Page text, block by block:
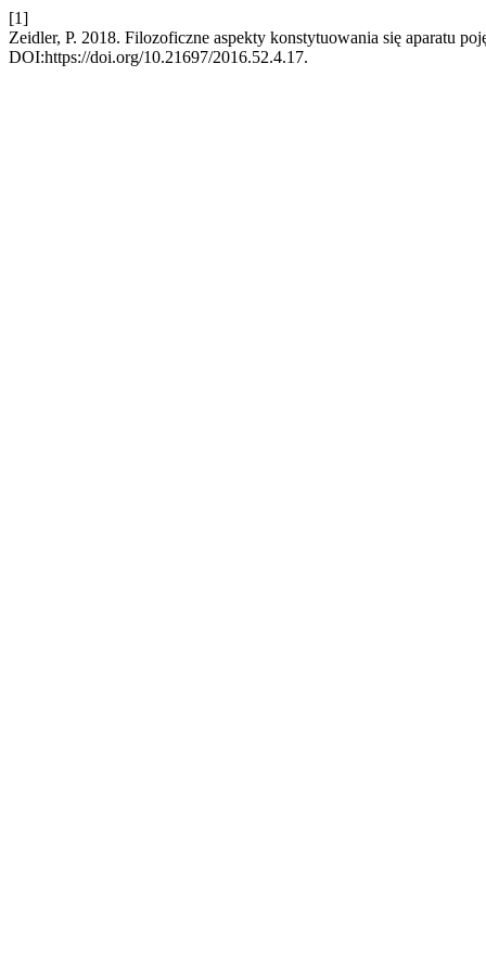
[1]
Zeidler, P. 2018. Filozoficzne aspekty konstytuowania się aparatu
DOI:https://doi.org/10.21697/2016.52.4.17.